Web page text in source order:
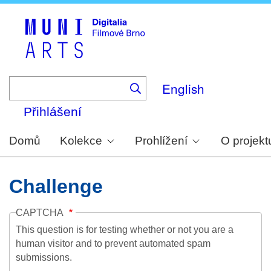
English
Přihlášení
Domů Kolekce Prohlížení O
Challenge
CAPTCHA
This question is for testing whether or not you are a
human visitor and to prevent automated spam
submissions.